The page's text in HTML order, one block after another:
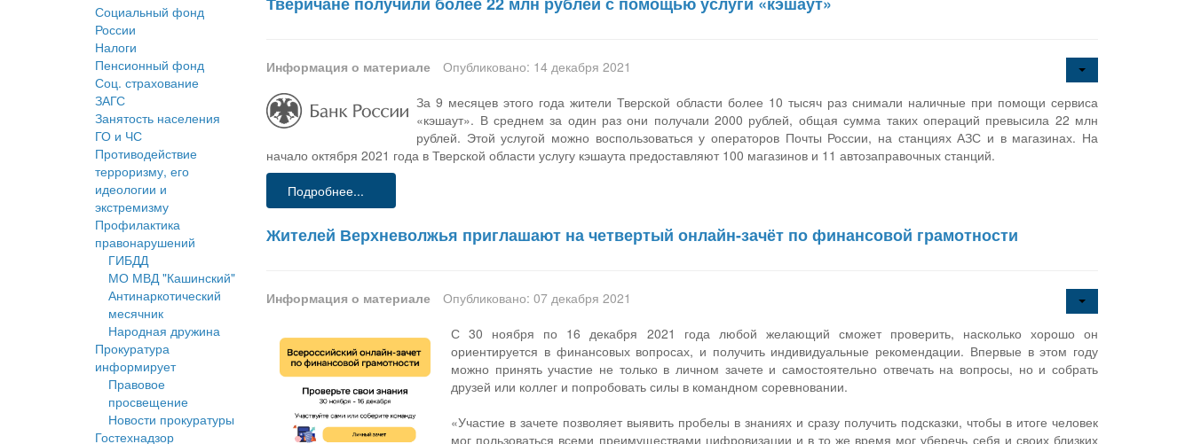
Социальный фонд
России
Налоги
Пенсионный фонд
Соц. страхование
ЗАГС
Занятость населения
ГО и ЧС
Противодействие
терроризму, его
идеологии и
экстремизму
Профилактика
правонарушений
ГИБДД
МО МВД "Кашинский"
Антинаркотический
месячник
Народная дружина
Прокуратура
информирует
Правовое
просвещение
Новости прокуратуры
Гостехнадзор
Информация о материале
Опубликовано: 14 декабря 2021
За 9 месяцев этого года жители Тверской области более 10 тысяч раз снимали наличные при помощи сервиса
«кэшаут». В среднем за один раз они получали 2000 рублей, общая сумма таких операций превысила 22 млн
рублей. Этой услугой можно воспользоваться у операторов Почты России, на станциях АЗС и в магазинах. На
начало октября 2021 года в Тверской области услугу кэшаута предоставляют 100 магазинов и 11 автозаправочных станций.
Подробнее...
Жителей Верхневолжья приглашают на четвертый онлайн-зачёт по финансовой грамотности
Информация о материале
Опубликовано: 07 декабря 2021
С 30 ноября по 16 декабря 2021 года любой желающий сможет проверить, насколько хорошо он
ориентируется в финансовых вопросах, и получить индивидуальные рекомендации. Впервые в этом году
можно принять участие не только в личном зачете и самостоятельно отвечать на вопросы, но и собрать
друзей или коллег и попробовать силы в командном соревновании.
«Участие в зачете позволяет выявить пробелы в знаниях и сразу получить подсказки, чтобы в итоге человек
мог пользоваться всеми преимуществами цифровизации и в то же время мог уберечь себя и своих близких